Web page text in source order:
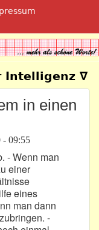
Intelligenz ∇
in einen
- 09:55
- Wenn man
einer
eines
man dann
-